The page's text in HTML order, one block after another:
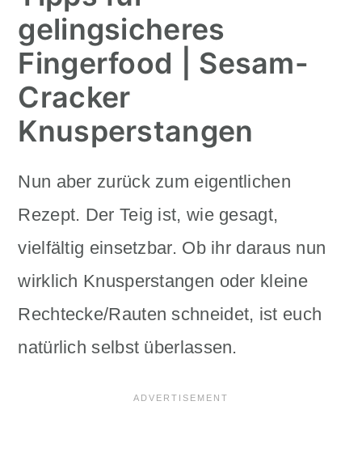
gelingsicheres
Fingerfood | Sesam-
Cracker
Knusperstangen
Nun aber zurück zum eigentlichen
Rezept. Der Teig ist, wie gesagt,
vielfältig einsetzbar. Ob ihr daraus nun
wirklich Knusperstangen oder kleine
Rechtecke/Rauten schneidet, ist euch
natürlich selbst überlassen.